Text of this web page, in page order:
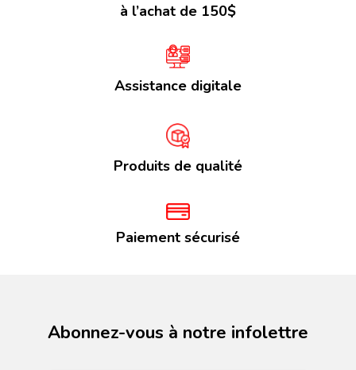
à l’achat de 150$
Assistance digitale
Produits de qualité
Paiement sécurisé
Abonnez-vous à notre infolettre